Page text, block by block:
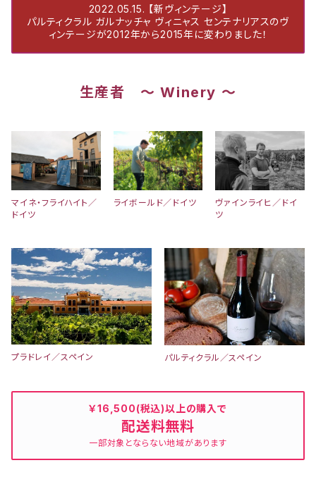
2022.05.15. 【新ヴィンテージ】
パルティクラル ガルナッチャ ヴィニャス センテナリアスのヴ
ィンテージが2012年から2015年に変わりました！
生産者 ～ Winery ～
マイネ・フライハイト／
ドイツ
ライボールド／ドイツ
ヴァインライヒ／ドイ
ツ
プラドレイ／スペイン パルティクラル／スペイン
￥16,500(税込)以上の購入で
配送料無料
一部対象とならない地域があります